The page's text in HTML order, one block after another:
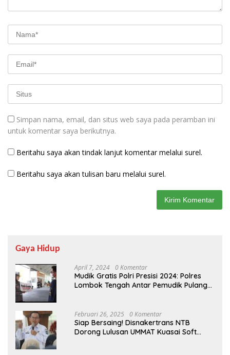
Simpan nama, email, dan situs web saya pada peramban ini
untuk komentar saya berikutnya.
Beritahu saya akan tindak lanjut komentar melalui surel.
Beritahu saya akan tulisan baru melalui surel.
Gaya Hidup
April 7, 2024 0 Komentar
Mudik Gratis Polri Presisi 2024: Polres
Lombok Tengah Antar Pemudik Pulang
Februari 26, 2025 0 Komentar
Siap Bersaing! Disnakertrans NTB
Dorong Lulusan UMMAT Kuasai Soft